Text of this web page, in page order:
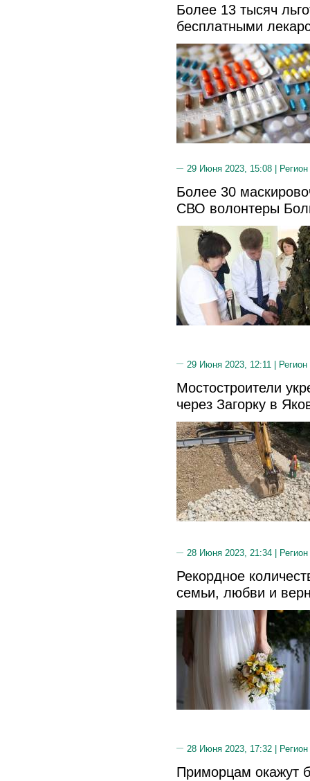
Более 13 тысяч
бесплатными
29 Июня 2023, 15:08 |
Более 30
СВО волонтеры
29 Июня 2023, 12:11 | Регион
Мостостроители
через Загорку в
28 Июня 2023, 21:34 |
Рекордное
семьи, любви и
28 Июня 2023, 17:32 |
Приморцам окажут